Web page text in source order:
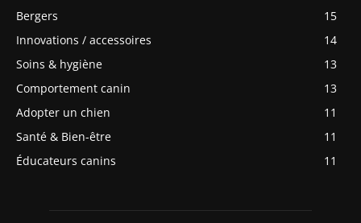
Bergers
15
Innovations / accessoires
14
Soins & hygiène
13
Comportement canin
13
Adopter un chien
11
Santé & Bien-être
11
Éducateurs canins
11